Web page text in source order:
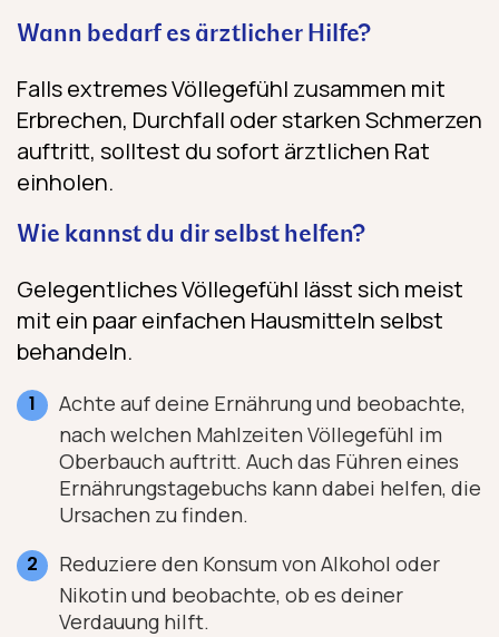
Wann bedarf es ärztlicher Hilfe?
Falls extremes Völlegefühl zusammen mit
Erbrechen, Durchfall oder starken Schmerzen
auftritt, solltest du sofort ärztlichen Rat
einholen.
Wie kannst du dir selbst helfen?
Gelegentliches Völlegefühl lässt sich meist
mit ein paar einfachen Hausmitteln selbst
behandeln.
Achte auf deine Ernährung und beobachte,
nach welchen Mahlzeiten Völlegefühl im
Oberbauch auftritt. Auch das Führen eines
Ernährungstagebuchs kann dabei helfen, die
Ursachen zu finden.
Reduziere den Konsum von Alkohol oder
Nikotin und beobachte, ob es deiner
Verdauung hilft.